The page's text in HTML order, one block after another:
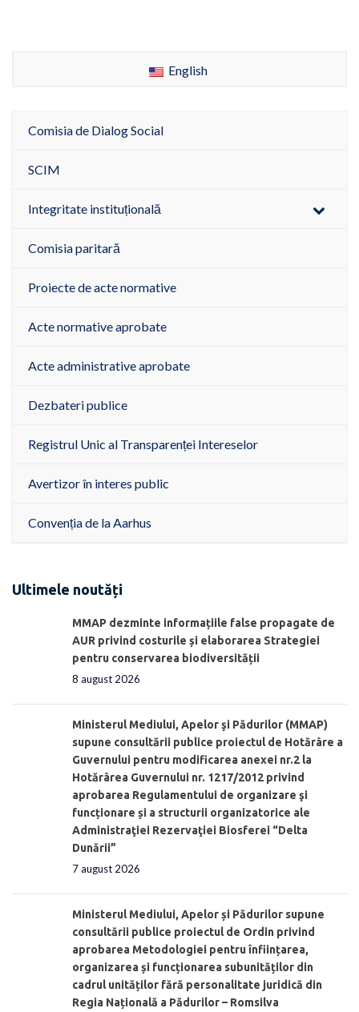
English
Comisia de Dialog Social
SCIM
Integritate instituțională
Comisia paritară
Proiecte de acte normative
Acte normative aprobate
Acte administrative aprobate
Dezbateri publice
Registrul Unic al Transparenței Intereselor
Avertizor în interes public
Convenția de la Aarhus
Ultimele noutăți
MMAP dezminte informațiile false propagate de
AUR privind costurile și elaborarea Strategiei
pentru conservarea biodiversității
8 august 2026
Ministerul Mediului, Apelor şi Pădurilor (MMAP)
supune consultării publice proiectul de Hotărâre a
Guvernului pentru modificarea anexei nr.2 la
Hotărârea Guvernului nr. 1217/2012 privind
aprobarea Regulamentului de organizare şi
funcționare și a structurii organizatorice ale
Administraţiei Rezervaţiei Biosferei “Delta
Dunării”
7 august 2026
Ministerul Mediului, Apelor și Pădurilor supune
consultării publice proiectul de Ordin privind
aprobarea Metodologiei pentru înființarea,
organizarea și funcționarea subunităților din
cadrul unităților fără personalitate juridică din
Regia Națională a Pădurilor – Romsilva